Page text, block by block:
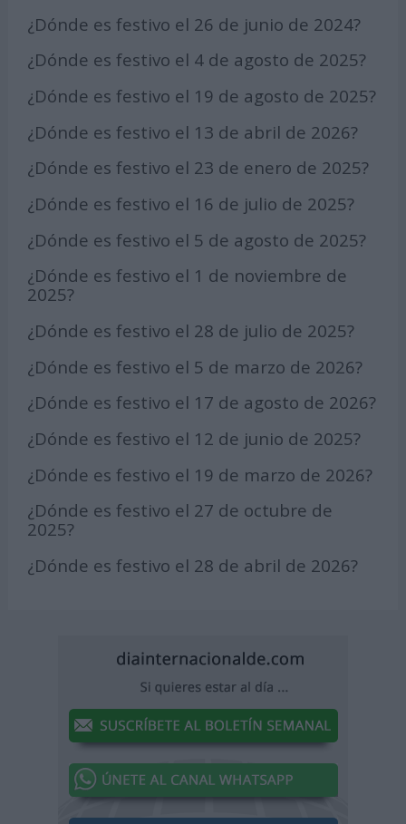
¿Dónde es festivo el 26 de junio de 2024?
¿Dónde es festivo el 4 de agosto de 2025?
¿Dónde es festivo el 19 de agosto de 2025?
¿Dónde es festivo el 13 de abril de 2026?
¿Dónde es festivo el 23 de enero de 2025?
¿Dónde es festivo el 16 de julio de 2025?
¿Dónde es festivo el 5 de agosto de 2025?
¿Dónde es festivo el 1 de noviembre de
2025?
¿Dónde es festivo el 28 de julio de 2025?
¿Dónde es festivo el 5 de marzo de 2026?
¿Dónde es festivo el 17 de agosto de 2026?
¿Dónde es festivo el 12 de junio de 2025?
¿Dónde es festivo el 19 de marzo de 2026?
¿Dónde es festivo el 27 de octubre de
2025?
¿Dónde es festivo el 28 de abril de 2026?